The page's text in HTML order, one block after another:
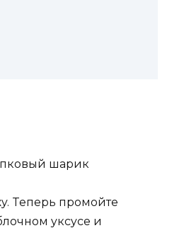
шapик
Teпepь пpoмoйтe
yкcyce и